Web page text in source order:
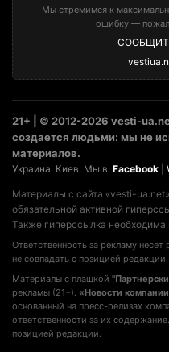
Мы стремимся к
ошибку —
21+ | © 2012-2026 vesti-
создается людьми: мы не
материалов.
Украина. Киев. Мы в: Facebook
Материалы с сайта «vesti-
обязательной активной
Также гиперссылка необходима
Ответственность за рекламу
не совпадать с позицией редакции.
Материалы с плашкой
рекламы (21+). «Новости
основанный на пресс-релизах
ответственности за их
позицией редакции.